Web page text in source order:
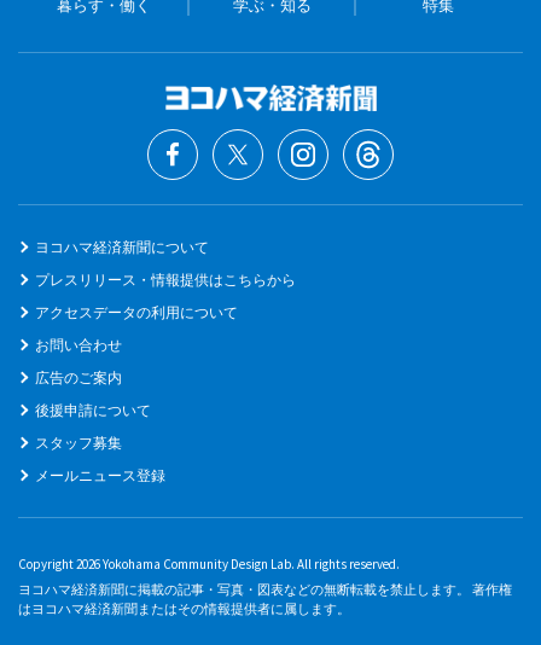
暮らす・働く 学ぶ・知る 特集
ヨコハマ経済新聞について
プレスリリース・情報提供はこちらから
アクセスデータの利用について
お問い合わせ
広告のご案内
後援申請について
スタッフ募集
メールニュース登録
Copyright 2026 Yokohama Community Design Lab. All rights reserved.
ヨコハマ経済新聞に掲載の記事・写真・図表などの無断転載を禁止します。 著作権
はヨコハマ経済新聞またはその情報提供者に属します。